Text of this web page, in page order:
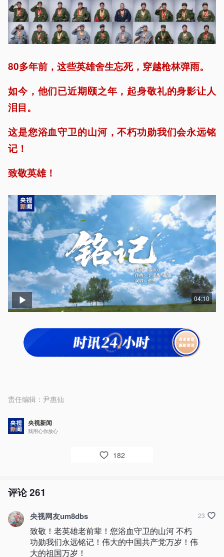
80多年前，这些英雄舍生忘死，穿越枪林弹雨。
如今，他们已近期颐之年，起身敬礼的身影让人
泪目。
这是您浴血守卫的山河，不朽功勋我们会永远铭
记！
致敬英雄！
04:10
责任编辑： 尹惠仙
央视新闻
我用心你放心
182
评论261
央视网友um8dbs
致敬！老英雄老前辈！您浴血守卫的山河 不朽
功勋我们永远铭记！伟大的中国共产党万岁！伟
大的祖国万岁！
23